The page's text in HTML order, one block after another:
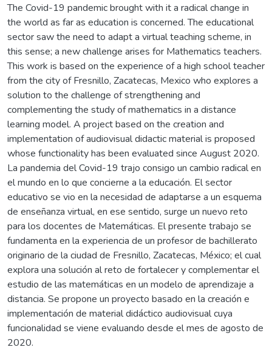
The Covid-19 pandemic brought with it a radical change in
the world as far as education is concerned. The educational
sector saw the need to adapt a virtual teaching scheme, in
this sense; a new challenge arises for Mathematics teachers.
This work is based on the experience of a high school teacher
from the city of Fresnillo, Zacatecas, Mexico who explores a
solution to the challenge of strengthening and
complementing the study of mathematics in a distance
learning model. A project based on the creation and
implementation of audiovisual didactic material is proposed
whose functionality has been evaluated since August 2020.
La pandemia del Covid-19 trajo consigo un cambio radical en
el mundo en lo que concierne a la educación. El sector
educativo se vio en la necesidad de adaptarse a un esquema
de enseñanza virtual, en ese sentido, surge un nuevo reto
para los docentes de Matemáticas. El presente trabajo se
fundamenta en la experiencia de un profesor de bachillerato
originario de la ciudad de Fresnillo, Zacatecas, México; el cual
explora una solución al reto de fortalecer y complementar el
estudio de las matemáticas en un modelo de aprendizaje a
distancia. Se propone un proyecto basado en la creación e
implementación de material didáctico audiovisual cuya
funcionalidad se viene evaluando desde el mes de agosto de
2020.